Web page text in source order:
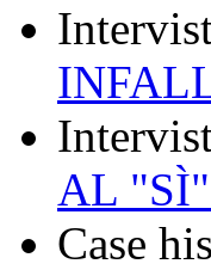
AL
Case